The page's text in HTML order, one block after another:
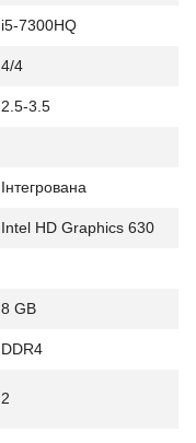
i5-7300HQ
4/4
2.5-3.5
Інтегрована
Intel HD Graphics 630
8 GB
DDR4
2